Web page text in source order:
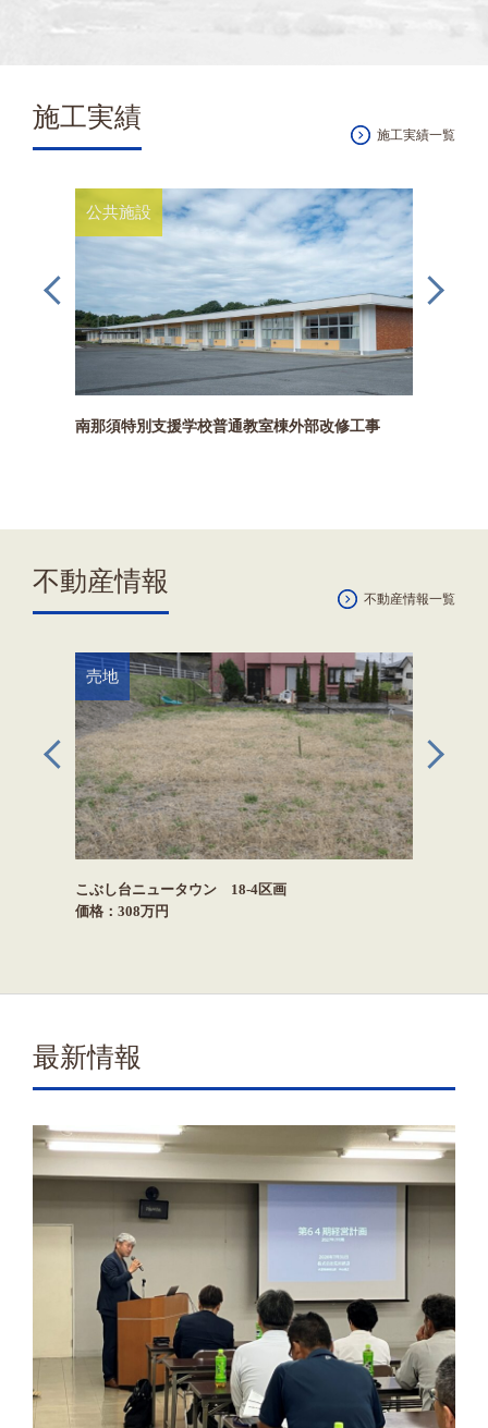
施工実績
施工実績一覧
南那須特別支援学校普通教室棟外部改修工事
公共施設
不動産情報
不動産情報一覧
こぶし台ニュータウン 18-4区画
価格：308万円
売地
最新情報